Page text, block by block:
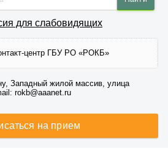
для слабовидящих
центр ГБУ РО «РОКБ»
Западный жилой массив, улица
rokb@aaanet.ru
на прием